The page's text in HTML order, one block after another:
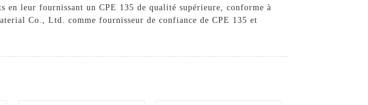
en leur fournissant un CPE 135 de qualité supérieure, conforme à
Co., Ltd. comme fournisseur de confiance de CPE 135 et